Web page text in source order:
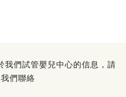
我們試管嬰兒中心的信息，請
們聯絡